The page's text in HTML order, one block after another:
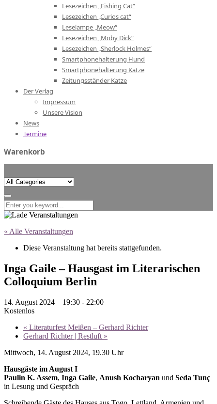
Lesezeichen „Fishing Cat“
Lesezeichen „Curios cat“
Leselampe „Meow“
Lesezeichen „Moby Dick“
Lesezeichen „Sherlock Holmes“
Smartphonehalterung Hund
Smartphonehalterung Katze
Zeitungsständer Katze
Der Verlag
Impressum
Unsere Vision
News
Termine
Warenkorb
Search
for:
« Alle Veranstaltungen
Diese Veranstaltung hat bereits stattgefunden.
Inga Gaile – Hausgast im Literarischen
Colloquium Berlin
14. August 2024 – 19:30 - 22:00
Kostenlos
« Literaturfest Meißen – Gerhard Richter
Gerhard Richter | Restluft »
Mittwoch, 14. August 2024, 19.30 Uhr
Hausgäste im August I
Paulin K. Assem, Inga Gaile, Anush Kocharyan und Seda Tunç
in Lesung und Gespräch